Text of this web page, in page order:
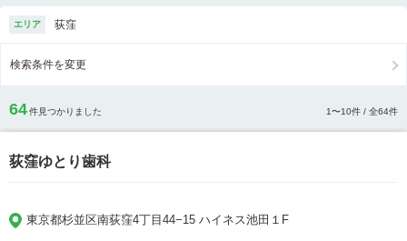
エリア 荻窪
検索条件を変更
64件見つかりました 1〜10件 / 全64件
荻窪ゆとり歯科
東京都杉並区南荻窪4丁目44−15 ハイネス池田１F